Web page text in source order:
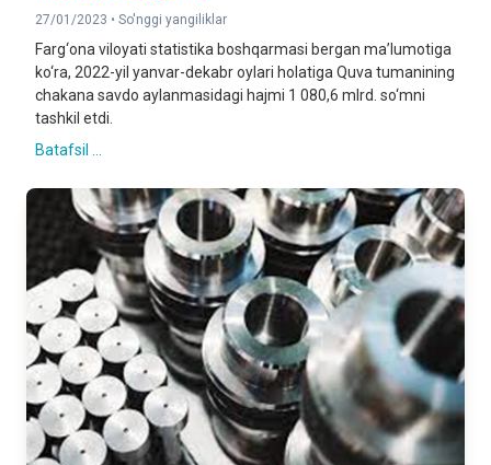
27/01/2023 • So'nggi yangiliklar
Farg‘ona viloyati statistika boshqarmasi bergan ma’lumotiga
ko‘ra, 2022-yil yanvar-dekabr oylari holatiga Quva tumanining
chakana savdo aylanmasidagi hajmi 1 080,6 mlrd. so‘mni
tashkil etdi.
Batafsil ...